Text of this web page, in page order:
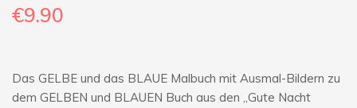
€9.90
Das GELBE und das BLAUE Malbuch mit Ausmal-Bildern zu
dem GELBEN und BLAUEN Buch aus den „Gute Nacht